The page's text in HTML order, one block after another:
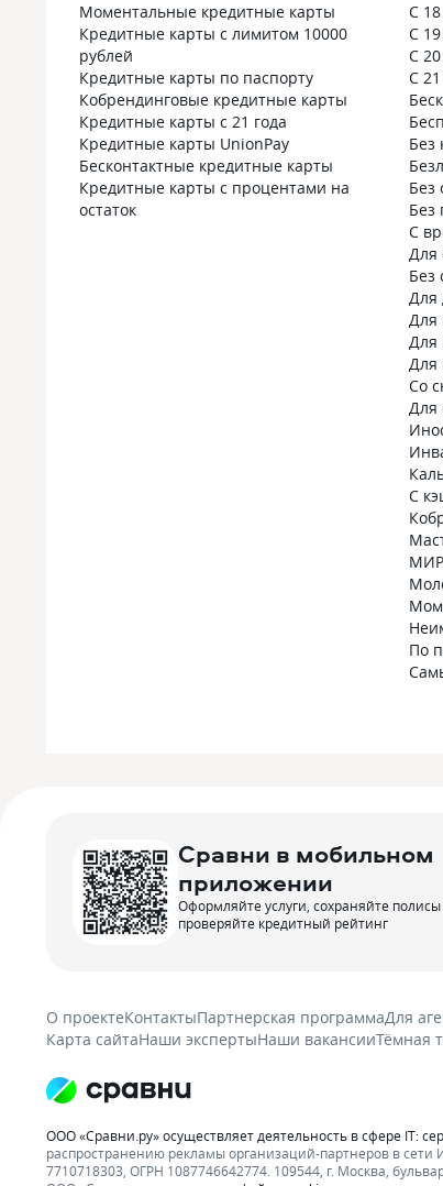
Моментальные кредитные карты
Кредитные карты с лимитом 10000
рублей
Кредитные карты по паспорту
Кобрендинговые кредитные карты
Кредитные карты с 21 года
Кредитные карты UnionPay
Бесконтактные кредитные карты
Кредитные карты с процентами на
остаток
С
С
С
С 21
Без
Без
Без
С
Для
Без
Для
Для
Для
Для
Со
Для
С
МИР
По
Сравни в мобильном
приложении
Оформляйте услуги, сохраняйте полисы
проверяйте кредитный рейтинг
О проектеКонтактыПартнерская программаДля
Карта сайтаНаши экспертыНаши вакансииТёмная
ООО «Сравни.ру» осуществляет деятельность в сфере IT:
распространению рекламы организаций-партнеров в сети
7710718303, ОГРН 1087746642774. 109544, г. Москва,